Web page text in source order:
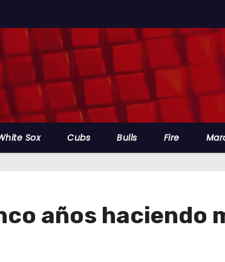
Sox Cubs Bulls Fire
años haciendo